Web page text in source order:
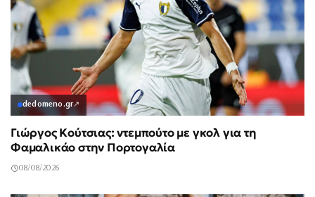
dedomeno.gr↗
Γιώργος Κούτσιας: ντεμπούτο με γκολ για τη
Φαμαλικάο στην Πορτογαλία
08/08/2026